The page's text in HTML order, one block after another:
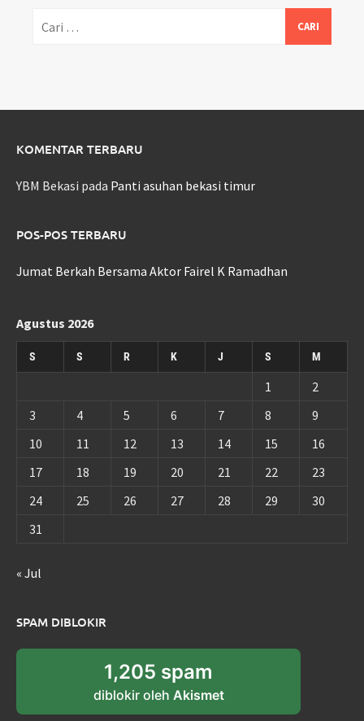
untuk:
KOMENTAR TERBARU
YBM Bekasi pada Panti asuhan bekasi timur
POS-POS TERBARU
Jumat Berkah Bersama Aktor Fairel K Ramadhan
Agustus 2026
S S R K J S M
1
2
3
4 5 6 7 8
9
10
11 12 13 14 15
16
17
18 19 20 21 22
23
24
25 26 27 28 29
30
31
« Jul
SPAM DIBLOKIR
1,205 spam
diblokir oleh Akismet